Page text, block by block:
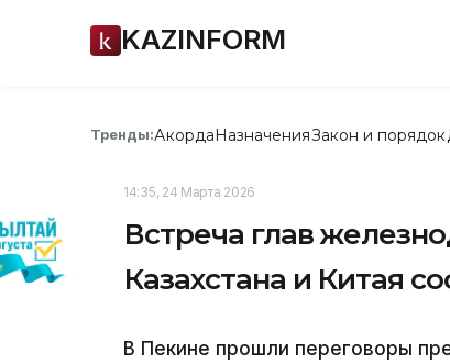
KAZINFORM
Тренды:АкордаНазначенияЗакон и порядок
14:35, 24 Марта 2026
Встреча глав
Казахстана и Китая
В Пекине прошли переговоры